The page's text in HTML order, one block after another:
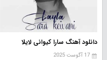
دانلود آهنگ سارا کیوانی لایلا
17 آگوست 2025